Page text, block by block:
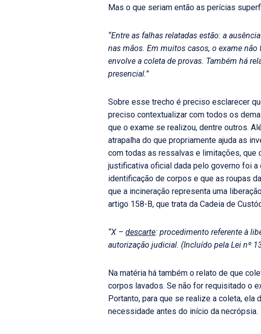
Mas o que seriam então as perícias
“Entre as falhas relatadas estão: a
nas mãos. Em muitos casos, o exame
envolve a coleta de provas. Também há
presencial.”
Sobre esse trecho é preciso esclarecer
preciso contextualizar com todos os
que o exame se realizou, dentre outros.
atrapalha do que propriamente ajuda as
com todas as ressalvas e limitações,
justificativa oficial dada pelo governo foi
identificação de corpos e que as roupas
que a incineração representa uma
artigo 158-B, que trata da Cadeia de
“X – descarte: procedimento referente à
autorização judicial. (Incluído pela Lei nº
Na matéria há também o relato de que
corpos lavados. Se não for requisitado o
Portanto, para que se realize a coleta, ela
necessidade antes do início da necrópsia.